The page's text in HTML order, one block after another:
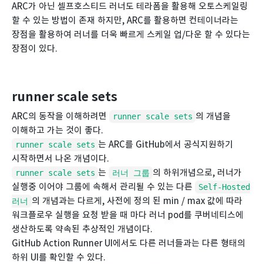
ARC가 아닌 셀프호스티드 러너도 테라폼을 활용해 오토스케일링
할 수 있는 방법이 존재 하지만, ARC를 활용하면 컨테이너라는
장점을 활용하여 러너를 더욱 빠르게 스케일 업/다운 할 수 있다는
장점이 있다.
runner scale sets
ARC의 동작을 이해하려면 runner scale sets 의 개념을
이해하고 가는 것이 좋다.
runner scale sets 는 ARC를 GitHub에서 공식지원하기
시작하면서 나온 개념이다.
runner scale sets 는 러너 그룹 의 하위개념으로, 러너가
실행중 이어야 그룹에 속해서 관리될 수 있는 다른
Self-Hosted
러너 의 개념과는 다르게, 사전에 정의 된 min / max 값에 따라
워크플로우 실행을 요청 받을 때 마다 러너 pod를 쿠버네티스에
생산하도록 약속된 추상적인 개념이다.
GitHub Action Runner UI에서도 다른 러너들과는 다른 형태의
하위 UI를 확인할 수 있다.